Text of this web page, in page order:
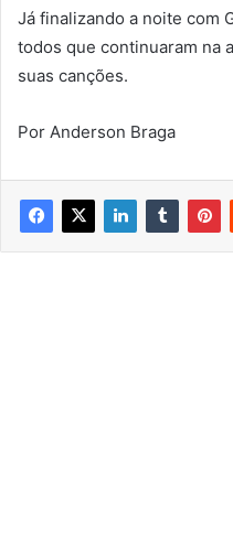
Já finalizando a noite com
todos que continuaram na
suas canções.
Por Anderson Braga